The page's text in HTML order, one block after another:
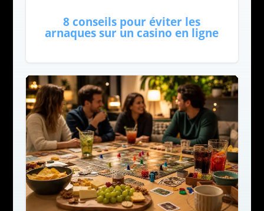
8 conseils pour éviter les
arnaques sur un casino en ligne